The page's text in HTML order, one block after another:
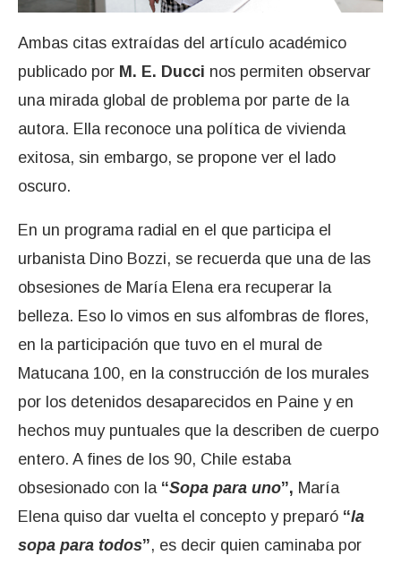
Ambas citas extraídas del artículo académico
publicado por M. E. Ducci nos permiten observar
una mirada global de problema por parte de la
autora. Ella reconoce una política de vivienda
exitosa, sin embargo, se propone ver el lado
oscuro.
En un programa radial en el que participa el
urbanista Dino Bozzi, se recuerda que una de las
obsesiones de María Elena era recuperar la
belleza. Eso lo vimos en sus alfombras de flores,
en la participación que tuvo en el mural de
Matucana 100, en la construcción de los murales
por los detenidos desaparecidos en Paine y en
hechos muy puntuales que la describen de cuerpo
entero. A fines de los 90, Chile estaba
obsesionado con la “Sopa para uno”, María
Elena quiso dar vuelta el concepto y preparó “la
sopa para todos”, es decir quien caminaba por